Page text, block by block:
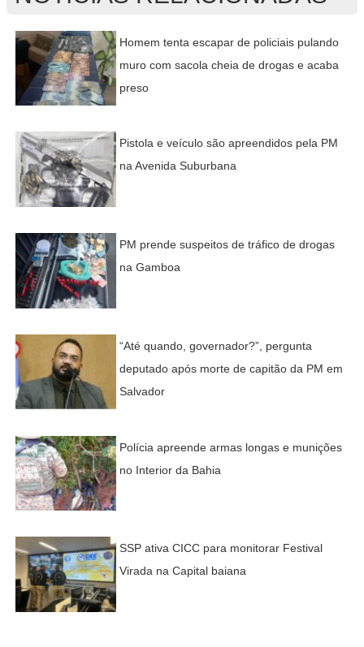
Homem tenta escapar de policiais pulando
muro com sacola cheia de drogas e acaba
preso
Pistola e veículo são apreendidos pela PM
na Avenida Suburbana
PM prende suspeitos de tráfico de drogas
na Gamboa
“Até quando, governador?”, pergunta
deputado após morte de capitão da PM em
Salvador
Polícia apreende armas longas e munições
no Interior da Bahia
SSP ativa CICC para monitorar Festival
Virada na Capital baiana